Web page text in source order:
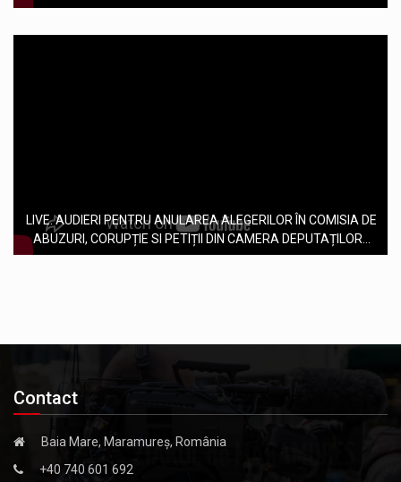
LIVE. AUDIERI PENTRU ANULAREA ALEGERILOR ÎN COMISIA DE
ABUZURI, CORUPȚIE SI PETIȚII DIN CAMERA DEPUTAȚILOR...
Contact
Baia Mare, Maramureș, România
+40 740 601 692